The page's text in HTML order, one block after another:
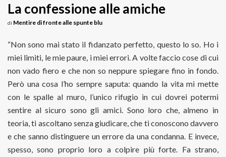
La confessione alle amiche
di Mentire di fronte alle spunte blu
“Non sono mai stato il fidanzato perfetto, questo lo so. Ho i
miei limiti, le mie paure, i miei errori. A volte faccio cose di cui
non vado fiero e che non so neppure spiegare fino in fondo.
Però una cosa l’ho sempre saputa: quando la vita mi mette
con le spalle al muro, l’unico rifugio in cui dovrei potermi
sentire al sicuro sono gli amici. Sono loro che, almeno in
teoria, ti ascoltano senza giudicare, che ti conoscono davvero
e che sanno distinguere un errore da una condanna. E invece,
spesso, sono proprio loro a colpire più forte. Fa strano,